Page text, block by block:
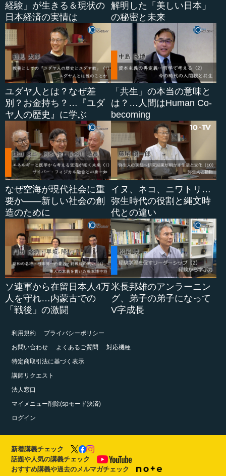
経験」が生きる＆現状の
日本経済の実情は
解明した「美しい日本」
の秘密と未来
ユダヤ人とは？なぜ差
別？お金持ち？…『ユダ
ヤ人の歴史』に学ぶ
「共生」の本当の意味と
は？…人間はHuman Co-
becoming
なぜ空海が現代社会に重
要か――新しい社会の創
造のために
イヌ、ネコ、ニワトリ…
弥生時代の役割と縄文時
代との違い
ソ連軍から在留日本人4万
人を守れ…内蒙古での
「戦後」の激闘
米長邦雄のアンラーニン
グ、弟子の弟子になって
V字成長
利用規約
プライバシーポリシー
お問い合わせ
よくあるご質問
対応機種
特定商取引法に基づく表示
講師リクエスト
法人窓口
マイメニュー削除(spモード決済)
ログイン
新着講義チェック
話題や人気の講義チェック
おすすめ講義や過去のメルマガチェック